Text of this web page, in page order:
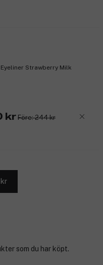
Strawberry Milk
krFöre: 244 kr
som du har köpt.